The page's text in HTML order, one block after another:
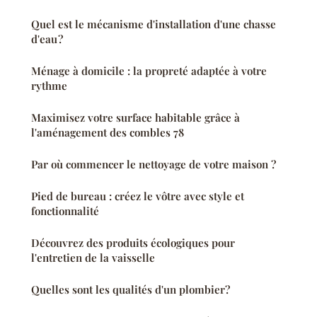
Quel est le mécanisme d'installation d'une chasse
d'eau ?
Ménage à domicile : la propreté adaptée à votre
rythme
Maximisez votre surface habitable grâce à
l'aménagement des combles 78
Par où commencer le nettoyage de votre maison ?
Pied de bureau : créez le vôtre avec style et
fonctionnalité
Découvrez des produits écologiques pour
l'entretien de la vaisselle
Quelles sont les qualités d'un plombier?